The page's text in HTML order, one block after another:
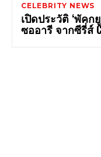
CELEBRITY NEWS
เปิดประวัติ ‘พัคก
ซออารี จากซีรี่ส์